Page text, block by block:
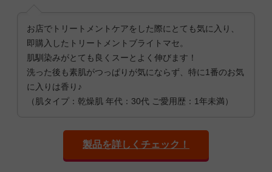
お店でトリートメントケアをした際にとても気に入り、
即購入したトリートメントブライトマセ。
肌馴染みがとても良くスーとよく伸びます！
洗った後も素肌がつっぱりが気にならず、特に1番のお気
に入りは香り♪
（肌タイプ：乾燥肌 年代：30代 ご愛用歴：1年未満）
製品を詳しくチェック！